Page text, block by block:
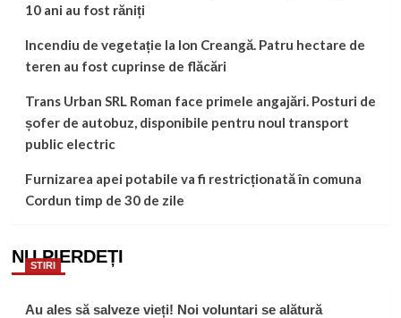
10 ani au fost răniți
Incendiu de vegetație la Ion Creangă. Patru hectare de
teren au fost cuprinse de flăcări
Trans Urban SRL Roman face primele angajări. Posturi de
șofer de autobuz, disponibile pentru noul transport
public electric
Furnizarea apei potabile va fi restricționată în comuna
Cordun timp de 30 de zile
NU PIERDEȚI
STIRI
Au ales să salveze vieți! Noi voluntari se alătură